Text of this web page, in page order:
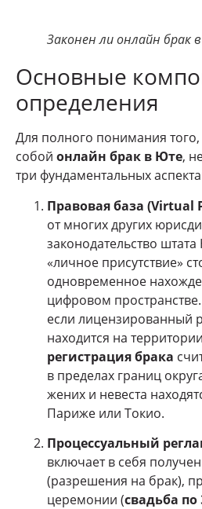
Законен ли онлайн брак
Основные
определения
Для полного понимания того,
собой онлайн брак в Юте,
три фундаментальных
Правовая база (Virtual
от многих других
законодательство
«личное присутствие»
одновременное
цифровом
если лицензированный
находится на
регистрация брака
в пределах границ
жених и невеста
Париже или Токио.
Процессуальный
включает в себя
(разрешения на брак),
церемонии (свадьба по